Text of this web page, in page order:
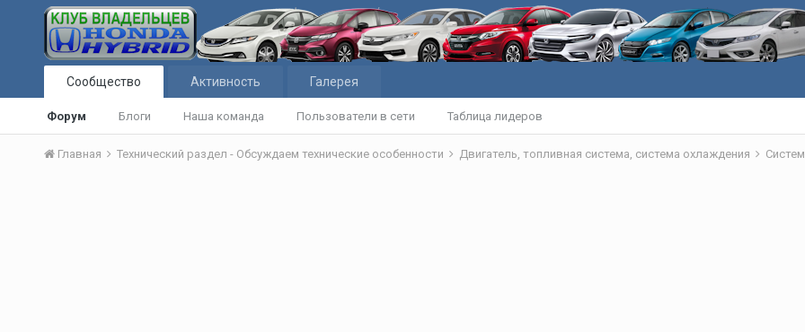
Сообщество
Форум Блоги Наша команда Пользователи в сети Таблица лидеров
Активность Галерея
Главная Технический раздел - Обсуждаем технические особенности Двигатель, топливная система, система охлаждения